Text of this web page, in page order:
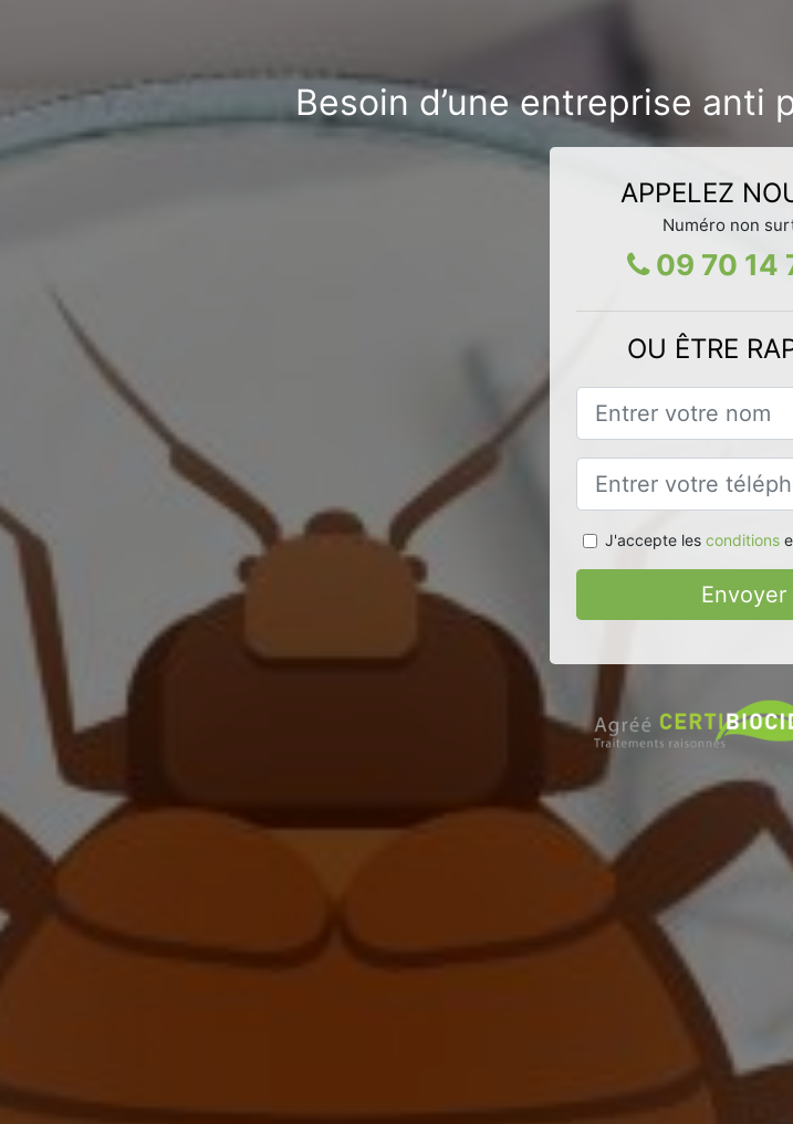
Besoin d’une entreprise anti
APPELEZ
Numéro non
09 70 14
OU ÊTRE
J'accepte les conditions
Envoyer